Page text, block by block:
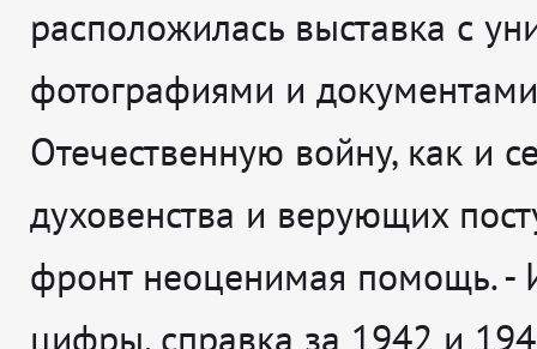
расположилась выставка с
фотографиями и
Отечественную войну, как и
духовенства и верующих
фронт неоценимая помощь. -
цифры, справка за 1942 и